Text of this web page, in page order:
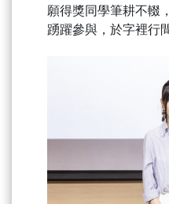
願得獎同學筆耕不輟
踴躍參與，於字裡行